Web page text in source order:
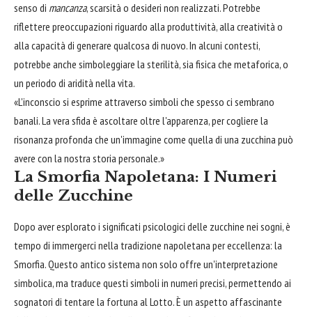
senso di mancanza, scarsità o desideri non realizzati. Potrebbe
riflettere preoccupazioni riguardo alla produttività, alla creatività o
alla capacità di generare qualcosa di nuovo. In alcuni contesti,
potrebbe anche simboleggiare la sterilità, sia fisica che metaforica, o
un periodo di aridità nella vita.
«L'inconscio si esprime attraverso simboli che spesso ci sembrano
banali. La vera sfida è ascoltare oltre l'apparenza, per cogliere la
risonanza profonda che un'immagine come quella di una zucchina può
avere con la nostra storia personale.»
La Smorfia Napoletana: I Numeri
delle Zucchine
Dopo aver esplorato i significati psicologici delle zucchine nei sogni, è
tempo di immergerci nella tradizione napoletana per eccellenza: la
Smorfia. Questo antico sistema non solo offre un'interpretazione
simbolica, ma traduce questi simboli in numeri precisi, permettendo ai
sognatori di tentare la fortuna al Lotto. È un aspetto affascinante